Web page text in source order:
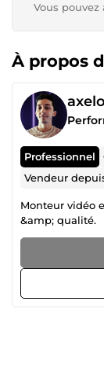
Vous
À propos
Professionnel
Vendeur
Monteur vidéo
&amp; qualité.